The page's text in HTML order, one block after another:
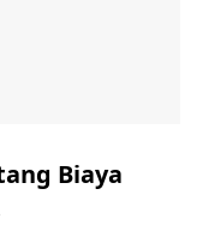
Biaya